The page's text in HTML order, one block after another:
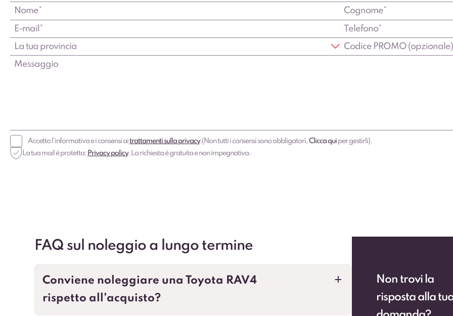
Accetto l'informativa e i consensi aitrattamenti sulla privacy.(Non tutti i consensi sono obbligatori,Clicca qui per gestirli).
La tua mail è protetta: Privacy policy. La richiesta è gratuita e non impegnativa.
FAQ sul noleggio a lungo termine
a
Conviene noleggiare una Toyota RAV4
rispetto all’acquisto?
Non trovi la
risposta alla